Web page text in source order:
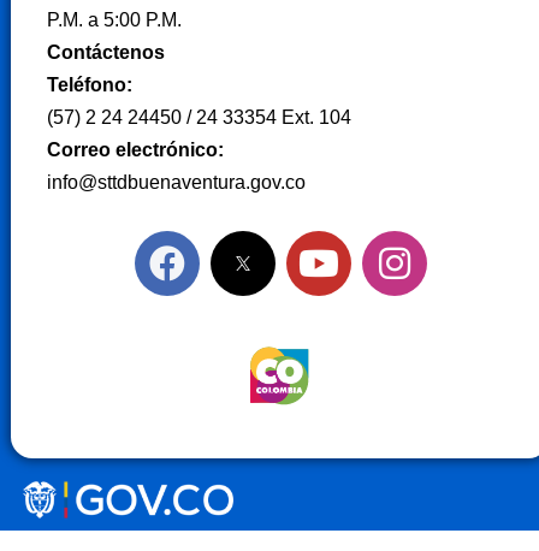
P.M. a 5:00 P.M.
Contáctenos
Teléfono:
(57) 2 24 24450 / 24 33354 Ext. 104
Correo electrónico:
info@sttdbuenaventura.gov.co